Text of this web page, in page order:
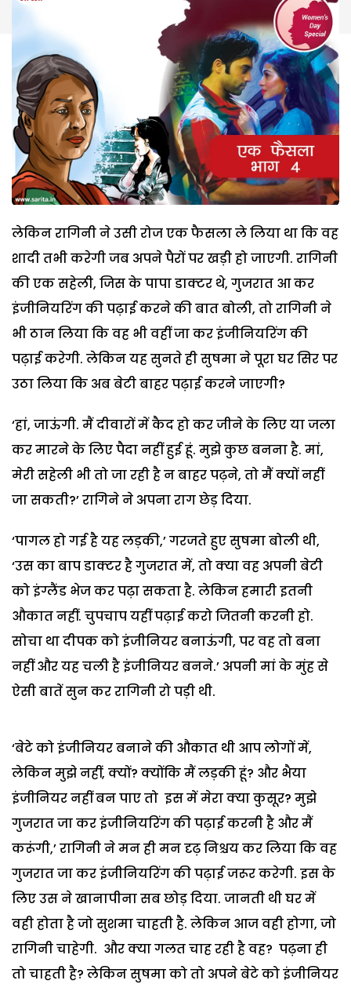
लेकिन रागिनी ने उसी रोज एक फैसला ले लिया था कि वह
शादी तभी करेगी जब अपने पैरों पर खड़ी हो जाएगी. रागिनी
की एक सहेली, जिस के पापा डाक्टर थे, गुजरात आ कर
इंजीनियरिंग की पढ़ाई करने की बात बोली, तो रागिनी ने
भी ठान लिया कि वह भी वहीं जा कर इंजीनियरिंग की
पढ़ाई करेगी. लेकिन यह सुनते ही सुषमा ने पूरा घर सिर पर
उठा लिया कि अब बेटी बाहर पढ़ाई करने जाएगी?
‘हां, जाऊंगी. मैं दीवारों में कैद हो कर जीने के लिए या जला
कर मारने के लिए पैदा नहीं हुई हूं. मुझे कुछ बनना है. मां,
मेरी सहेली भी तो जा रही है न बाहर पढ़ने, तो मैं क्यों नहीं
जा सकती?’ रागिने ने अपना राग छेड़ दिया.
‘पागल हो गई है यह लड़की,’ गरजते हुए सुषमा बोली थी,
‘उस का बाप डाक्टर है गुजरात में, तो क्या वह अपनी बेटी
को इंग्लैंड भेज कर पढ़ा सकता है. लेकिन हमारी इतनी
औकात नहीं. चुपचाप यहीं पढ़ाई करो जितनी करनी हो.
सोचा था दीपक को इंजीनियर बनाऊंगी, पर वह तो बना
नहीं और यह चली है इंजीनियर बनने.’ अपनी मां के मुंह से
ऐसी बातें सुन कर रागिनी रो पड़ी थी.
‘बेटे को इंजीनियर बनाने की औकात थी आप लोगों में,
लेकिन मुझे नहीं, क्यों? क्योंकि मैं लड़की हूं? और भैया
इंजीनियर नहीं बन पाए तो इस में मेरा क्या कुसूर? मुझे
गुजरात जा कर इंजीनियरिंग की पढ़ाई करनी है और मैं
करूंगी,’ रागिनी ने मन ही मन दृढ़ निश्चय कर लिया कि वह
गुजरात जा कर इंजीनियरिंग की पढ़ाई जरूर करेगी. इस के
लिए उस ने खानापीना सब छोड़ दिया. जानती थी घर में
वही होता है जो सुशमा चाहती है. लेकिन आज वही होगा, जो
रागिनी चाहेगी. और क्या गलत चाह रही है वह? पढ़ना ही
तो चाहती है? लेकिन सुषमा को तो अपने बेटे को इंजीनियर